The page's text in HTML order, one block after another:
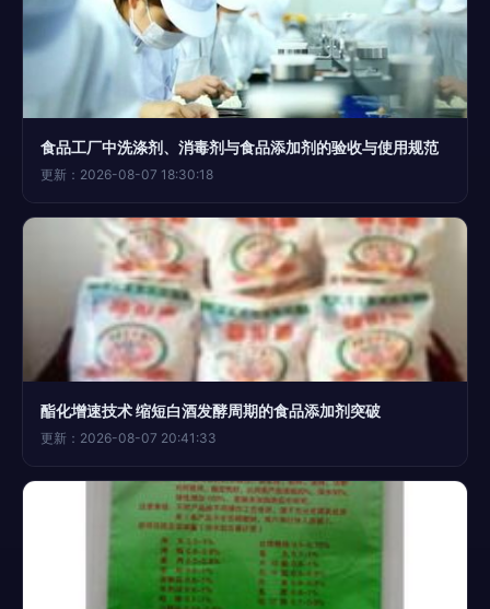
食品工厂中洗涤剂、消毒剂与食品添加剂的验收与使用规范
更新：2026-08-07 18:30:18
酯化增速技术 缩短白酒发酵周期的食品添加剂突破
更新：2026-08-07 20:41:33